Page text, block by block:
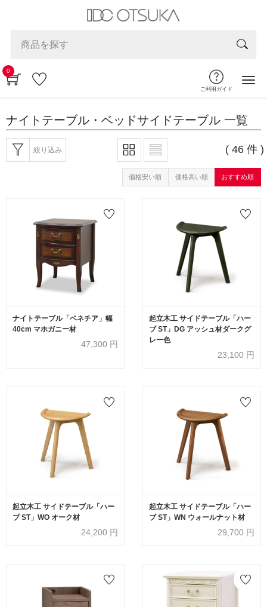
0
ご利用ガイド
ナイトテーブル・ベッドサイドテーブル 一覧
絞り込み ( 46 件 )
価格安い順 価格高い順 おすすめ順
ナイトテーブル「ベネチア」幅
40cm マホガニー材
47,300 円
起立木工 サイドテーブル「ハー
ブ ST」DG アッシュ材ダークグ
レー色
23,100 円
起立木工 サイドテーブル「ハー
ブ ST」WO オーク材
24,200 円
起立木工 サイドテーブル「ハー
ブ ST」WN ウォールナット材
29,700 円